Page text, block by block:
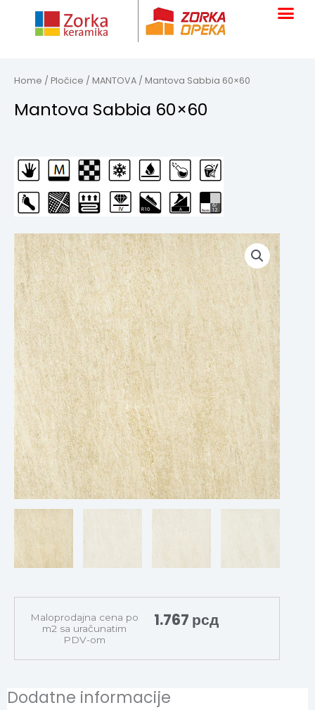
content
Home / Pločice / MANTOVA / Mantova Sabbia 60×60
Mantova Sabbia 60×60
Maloprodajna cena po
m2 sa uračunatim
PDV-om
1.767 рсд
Dodatne informacije